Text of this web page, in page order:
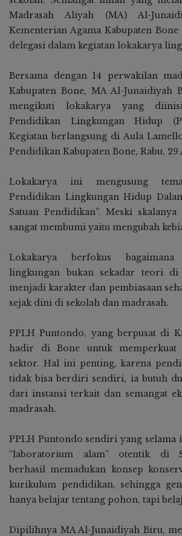
Madrasah Aliyah (MA) Al-
Kementerian Agama Kabupaten Bone
delegasi dalam kegiatan lokakarya
Bersama dengan 14 perwakilan
Kabupaten Bone, MA Al-
mengikuti lokakarya yang
Pendidikan Lingkungan Hidup
Kegiatan berlangsung di Aula
Pendidikan Kabupaten Bone, Rabu,
Lokakarya ini mengusung
Pendidikan Lingkungan Hidup
Satuan Pendidikan”. Meski
sangat membumi yaitu mengubah
Lokakarya berfokus
lingkungan bukan sekadar teori
menjadi karakter dan pembiasaan
sejak dini di sekolah dan madrasah.
PPLH Puntondo, yang berpusat di
hadir di Bone untuk memperkuat
sektor. Hal ini penting, karena
tidak bisa berdiri sendiri, ia butuh
dari instansi terkait dan semangat
madrasah.
PPLH Puntondo sendiri yang selama
“laboratorium alam” otentik di
berhasil memadukan konsep
kurikulum pendidikan, sehingga
hanya belajar tentang pohon, tapi
Dipilihnya MA Al-Junaidiyah Biru,